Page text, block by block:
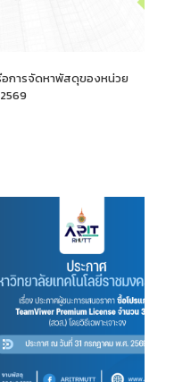
อการจัดหาพัสดุของหน่วย